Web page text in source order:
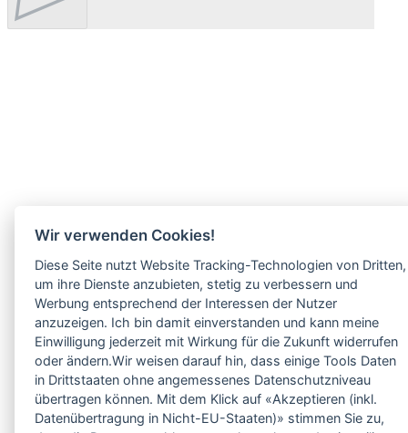
Wir verwenden Cookies!
Diese Seite nutzt Website Tracking-Technologien von Dritten,
um ihre Dienste anzubieten, stetig zu verbessern und
Werbung entsprechend der Interessen der Nutzer
anzuzeigen. Ich bin damit einverstanden und kann meine
Einwilligung jederzeit mit Wirkung für die Zukunft widerrufen
oder ändern.Wir weisen darauf hin, dass einige Tools Daten
in Drittstaaten ohne angemessenes Datenschutzniveau
übertragen können. Mit dem Klick auf «Akzeptieren (inkl.
Datenübertragung in Nicht-EU-Staaten)» stimmen Sie zu,